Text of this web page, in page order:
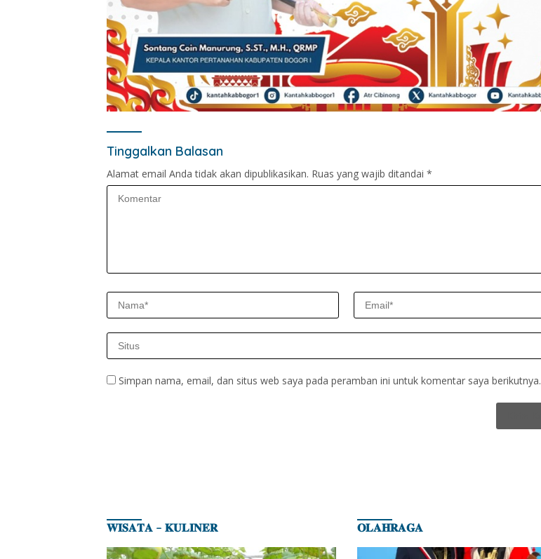
Tinggalkan Balasan
Alamat email Anda tidak akan dipublikasikan. Ruas yang wajib ditandai *
Simpan nama, email, dan situs web saya pada peramban ini untuk komentar saya berikutnya.
𝐖𝐈𝐒𝐀𝐓𝐀 – 𝐊𝐔𝐋𝐈𝐍𝐄𝐑 𝐎𝐋𝐀𝐇𝐑𝐀𝐆𝐀